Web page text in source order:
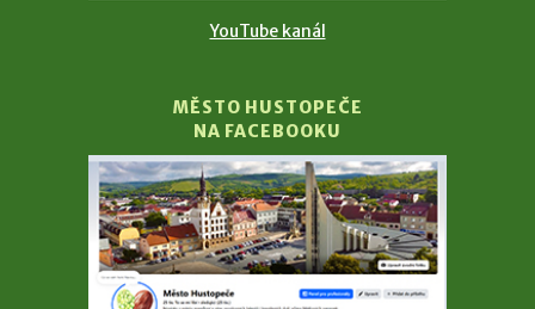
YouTube kanál
MĚSTO HUSTOPEČE
NA FACEBOOKU